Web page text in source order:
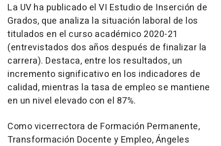
La UV ha publicado el VI Estudio de Inserción de
Grados, que analiza la situación laboral de los
titulados en el curso académico 2020-21
(entrevistados dos años después de finalizar la
carrera). Destaca, entre los resultados, un
incremento significativo en los indicadores de
calidad, mientras la tasa de empleo se mantiene
en un nivel elevado con el 87%.
Como vicerrectora de Formación Permanente,
Transformación Docente y Empleo, Ángeles